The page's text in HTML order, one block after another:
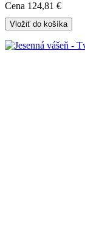
Cena 124,81 €
Vložiť do košíka